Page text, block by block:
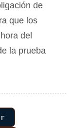
de
que los
del
la prueba